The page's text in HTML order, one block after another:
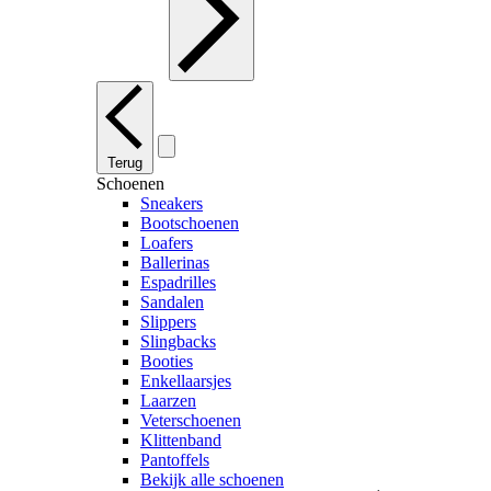
Terug
Schoenen
Sneakers
Bootschoenen
Loafers
Ballerinas
Espadrilles
Sandalen
Slippers
Slingbacks
Booties
Enkellaarsjes
Laarzen
Veterschoenen
Klittenband
Pantoffels
Bekijk alle schoenen